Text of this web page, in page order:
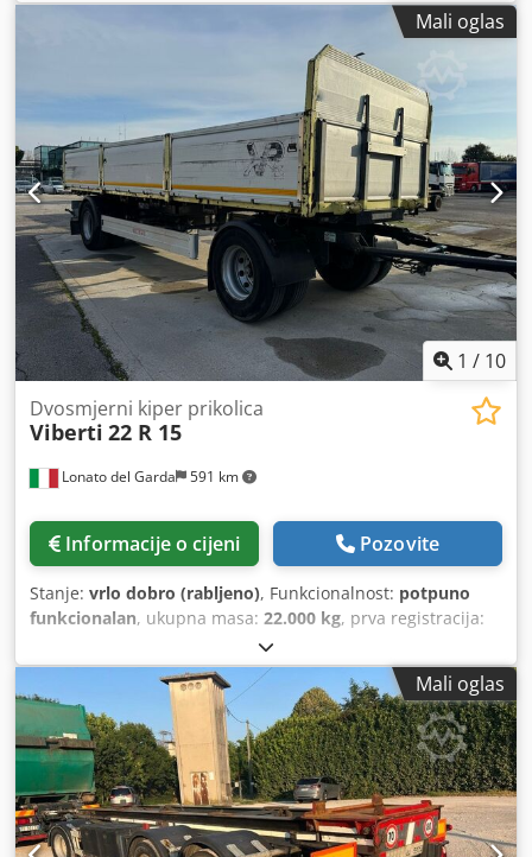
Mali oglas
1 / 10
Lonato del Garda 591 km
Dvosmjerni kiper prikolica
Viberti 22 R 15
Informacije o cijeni Pozovite
Stanje: vrlo dobro (rabljeno), Funkcionalnost: potpuno
funkcionalan, ukupna masa: 22.000 kg, prva registracija:
9.530 mm
mm, Godina izgradnje:2007, Oprema:ABS,
Mali oglas